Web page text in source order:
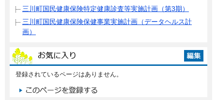
三川町国民健康保険特定健康診査等実施計画（第3期）
三川町国民健康保険保健事業実施計画（データヘルス計
画）
登録されているページはありません。